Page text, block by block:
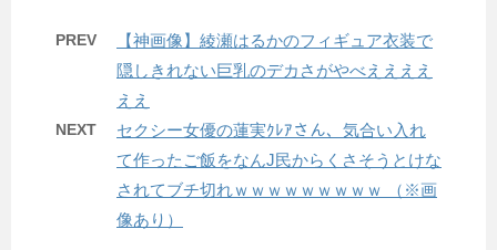
PREV
【神画像】綾瀬はるかのフィギュア衣装で
隠しきれない巨乳のデカさがやべええええ
ええ
NEXT
セクシー女優の蓮実ｸﾚｱさん、気合い入れ
て作ったご飯をなんJ民からくさそうとけな
されてブチ切れｗｗｗｗｗｗｗｗｗ （※画
像あり）